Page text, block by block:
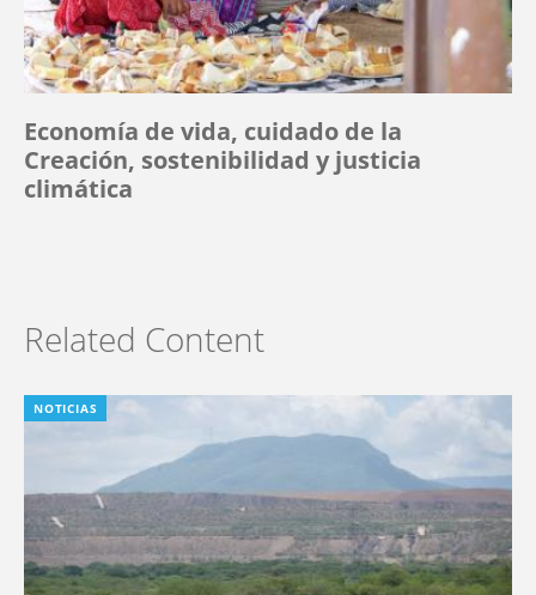
Economía de vida, cuidado de la
Creación, sostenibilidad y justicia
climática
Related Content
NOTICIAS